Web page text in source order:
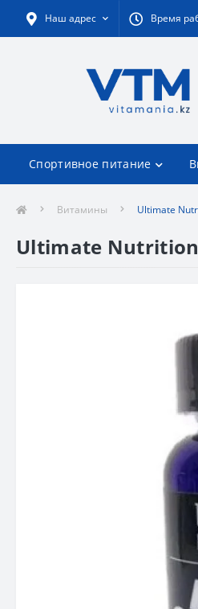
Наш адрес Время
Спортивное питание
Витамины Ultimate
Ultimate